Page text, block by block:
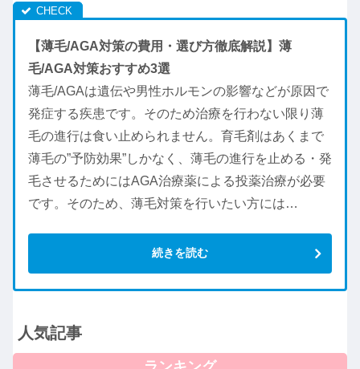
【薄毛/AGA対策の費用・選び方徹底解説】薄
毛/AGA対策おすすめ3選
薄毛/AGAは遺伝や男性ホルモンの影響などが原因で
発症する疾患です。そのため治療を行わない限り薄
毛の進行は食い止められません。育毛剤はあくまで
薄毛の”予防効果”しかなく、薄毛の進行を止める・発
毛させるためにはAGA治療薬による投薬治療が必要
です。そのため、薄毛対策を行いたい方には…
続きを読む
人気記事